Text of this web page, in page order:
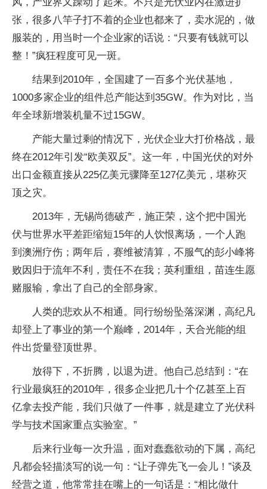
张，很多八竿子打不着的企业也都来了，卖水泥的，做
服装的，用当时一个企业家的话说：“只要有钱就可以
整！”疯狂程度可见一斑。
结果到2010年，全国建了一百多个光伏基地，
1000多家企业的组件总产能达到35GW。作为对比，当
年全球新增装机量不过15GW。
产能大量过剩的情况下，光伏企业大打价格战，最
终在2012年引发“欧美双反”。这一年，中国光伏的对外
出口金额直接从225亿美元骤降至127亿美元，堪称灭
顶之灾。
2013年，无锡尚德破产，施正荣，这个把中国光
伏与世界水平差距缩短15年的人饮恨离场，一个人跑
到澳洲疗伤；两年后，赛维被清算，不服气的彭小峰将
败因归于流年不利，责任不在我；英利重组，苗连生愿
赌服输，拿出了自己的全部身家。
人类的悲欢从不相通。同行纷纷坠落深渊，高纪凡
却登上了事业的第一个巅峰，2014年，天合光能的组
件出货量登顶世界。
放得下，不折腾，以退为进。他自己总结到：“在
行业最疯狂的2010年，很多企业把几十个亿甚至上百
亿拿去投产能，我们只做了一件事，就是建立了光伏科
学与技术国家重点实验室。”
后来行业每一次升温，面对蠢蠢欲动的下属，高纪
凡都会轻描淡写的说一句：“让子弹先飞一会儿！”谈及
经营之道，他常常挂在嘴上的一句话是：“相比做什